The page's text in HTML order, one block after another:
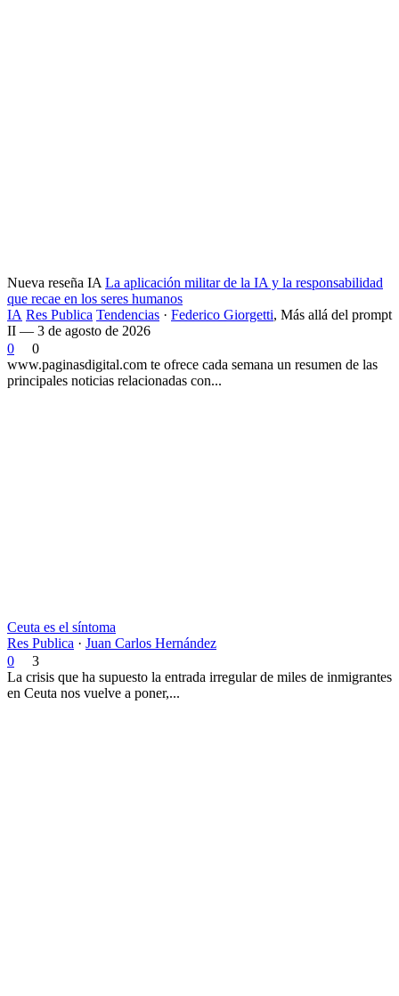
Nueva reseña IA La aplicación militar de la IA y la responsabilidad
que recae en los seres humanos
IA Res Publica Tendencias · Federico Giorgetti, Más allá del prompt
II — 3 de agosto de 2026
0
0
www.paginasdigital.com te ofrece cada semana un resumen de las
principales noticias relacionadas con...
Ceuta es el síntoma
Res Publica · Juan Carlos Hernández
0
3
La crisis que ha supuesto la entrada irregular de miles de inmigrantes
en Ceuta nos vuelve a poner,...